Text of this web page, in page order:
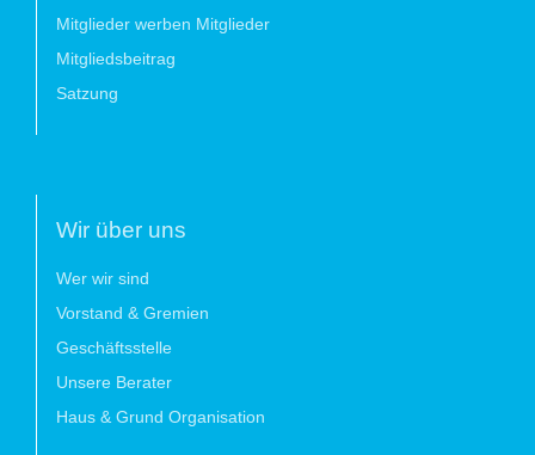
Mitglieder werben Mitglieder
Mitgliedsbeitrag
Satzung
Wir über uns
Wer wir sind
Vorstand & Gremien
Geschäftsstelle
Unsere Berater
Haus & Grund Organisation